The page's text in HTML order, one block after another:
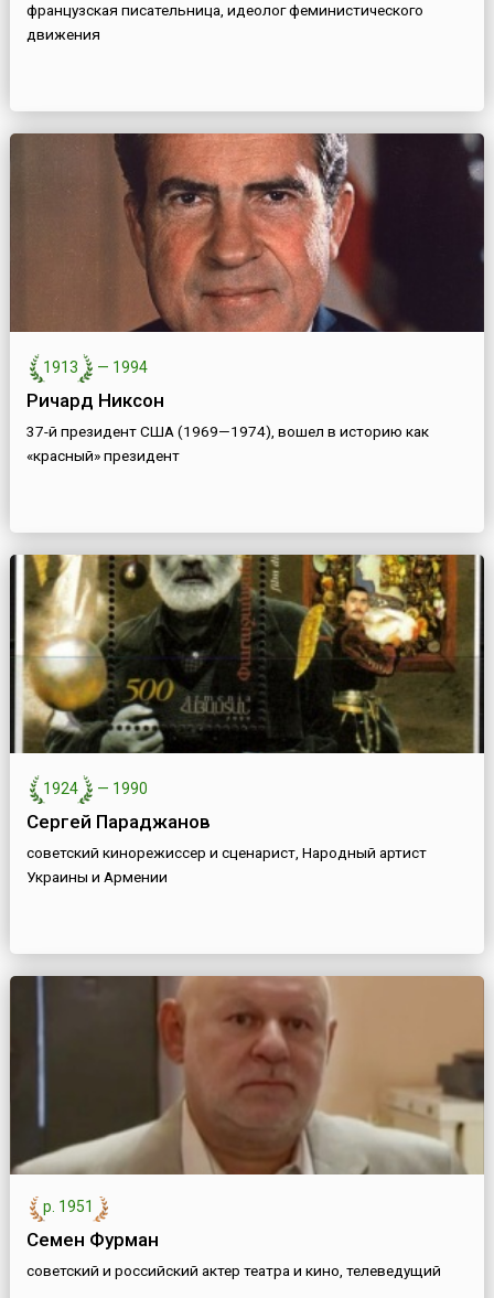
французская писательница, идеолог феминистического
движения
1913 — 1994
Ричард Никсон
37-й президент США (1969—1974), вошел в историю как
«красный» президент
1924 — 1990
Сергей Параджанов
советский кинорежиссер и сценарист, Народный артист
Украины и Армении
р. 1951
Семен Фурман
советский и российский актер театра и кино, телеведущий